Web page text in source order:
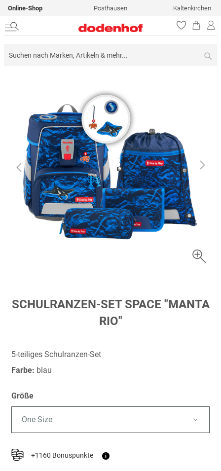
Online-Shop Posthausen Kaltenkirchen
Zum
Anfang
SCHULRANZEN-SET SPACE "MANTA
RIO"
5-teiliges Schulranzen-Set
Farbe: blau
Größe
One Size
+1160 Bonuspunkte i